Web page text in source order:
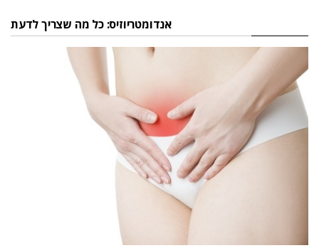
אנדומטריוזיס: כל מה שצריך לדעת